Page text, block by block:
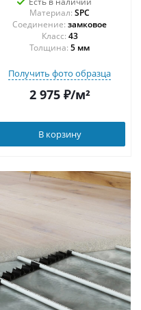
Материал: SPC
Соединение: замковое
43
Толщина: 5 мм
Получить фото образца
2 975₽/м²
В корзину